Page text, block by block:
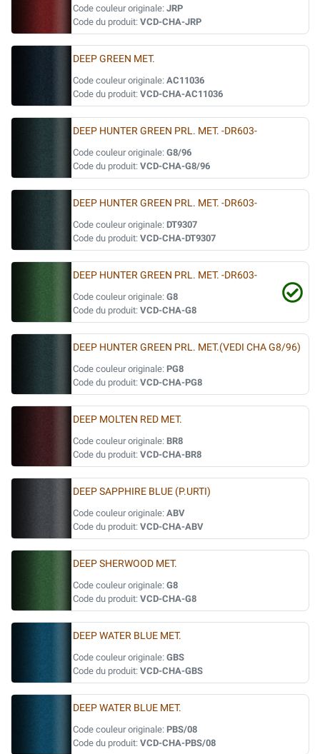
Code couleur originale: JRP
Code du produit: VCD-CHA-JRP
DEEP GREEN MET.
Code couleur originale: AC11036
Code du produit: VCD-CHA-AC11036
DEEP HUNTER GREEN PRL. MET. -DR603-
Code couleur originale: G8/96
Code du produit: VCD-CHA-G8/96
DEEP HUNTER GREEN PRL. MET. -DR603-
Code couleur originale: DT9307
Code du produit: VCD-CHA-DT9307
DEEP HUNTER GREEN PRL. MET. -DR603-
Code couleur originale: G8
Code du produit: VCD-CHA-G8
DEEP HUNTER GREEN PRL. MET.(VEDI CHA G8/96)
Code couleur originale: PG8
Code du produit: VCD-CHA-PG8
DEEP MOLTEN RED MET.
Code couleur originale: BR8
Code du produit: VCD-CHA-BR8
DEEP SAPPHIRE BLUE (P.URTI)
Code couleur originale: ABV
Code du produit: VCD-CHA-ABV
DEEP SHERWOOD MET.
Code couleur originale: G8
Code du produit: VCD-CHA-G8
DEEP WATER BLUE MET.
Code couleur originale: GBS
Code du produit: VCD-CHA-GBS
DEEP WATER BLUE MET.
Code couleur originale: PBS/08
Code du produit: VCD-CHA-PBS/08